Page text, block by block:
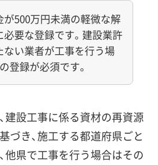
が500万円未満の軽微な解
必要な登録です。建設業許
ない業者が工事を行う場
登録が必須です。
建設工事に係る資材の再資源
づき、施工する都道府県ごと
他県で工事を行う場合はその